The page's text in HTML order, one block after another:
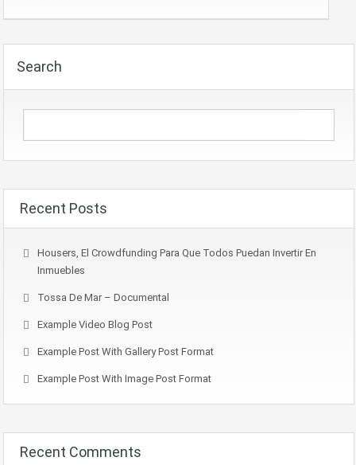
Search
Recent Posts
Housers, El Crowdfunding Para Que Todos Puedan Invertir En
Inmuebles
Tossa De Mar – Documental
Example Video Blog Post
Example Post With Gallery Post Format
Example Post With Image Post Format
Recent Comments